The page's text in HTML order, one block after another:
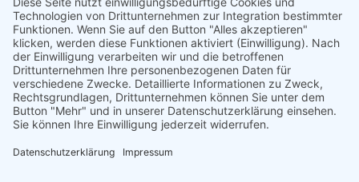
Sachsen
Sachsen-Anhalt
Schleswig-Holstein
Thüringen